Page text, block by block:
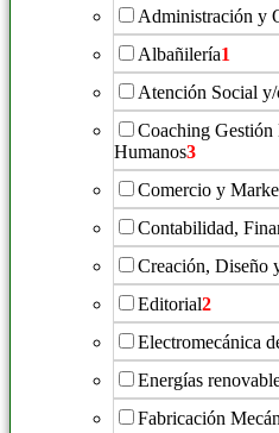
Administración y
Albañilería1
Atención Social
Coaching Gestión
Humanos3
Comercio y
Contabilidad,
Creación, Diseño
Editorial2
Electromecánica
Energías
Fabricación